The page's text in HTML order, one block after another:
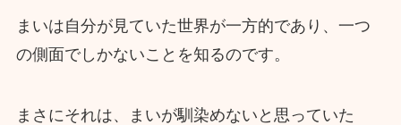
まいは自分が見ていた世界が一方的であり、一つ
の側面でしかないことを知るのです。
まさにそれは、まいが馴染めないと思っていた